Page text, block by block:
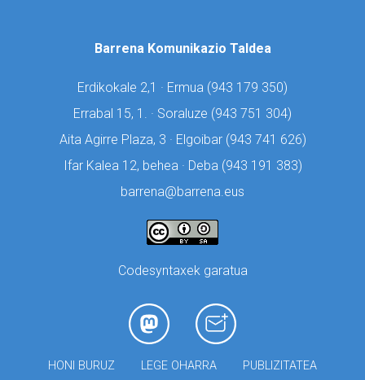
Barrena Komunikazio Taldea
Erdikokale 2,1 · Ermua (943 179 350)
Errabal 15, 1. · Soraluze (943 751 304)
Aita Agirre Plaza, 3 · Elgoibar (943 741 626)
Ifar Kalea 12, behea · Deba (943 191 383)
barrena@barrena.eus
Codesyntaxek garatua
HONI BURUZ LEGE OHARRA PUBLIZITATEA